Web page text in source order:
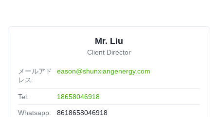
Mr. Liu
Client Director
メールアド
レス:
eason@shunxiangenergy.com
Tel: 18658046918
Whatsapp: 8618658046918